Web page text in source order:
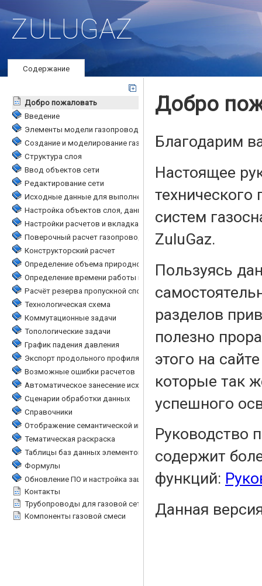
ZULUGAZ
Содержание
Добро пожаловать
Введение
Элементы модели газопроводной сети
Создание и моделирование газопроводной сети
Структура слоя
Ввод объектов сети
Редактирование сети
Исходные данные для выполнения инженерных расчетов
Настройка объектов слоя, данных и размерности полей
Настройки расчетов и вкладка Сервис
Поверочный расчет газопроводной сети
Конструкторский расчет
Определение объема природного газа при аварийных выбросах
Определение времени работы газопровода на остаточном
Расчёт резерва пропускной способности сетей газоснабжения
Технологическая схема
Коммутационные задачи
Топологические задачи
График падения давления
Экспорт продольного профиля в DXF
Возможные ошибки расчетов
Автоматическое занесение исходных данных
Сценарии обработки данных
Справочники
Отображение семантической информации на карте
Тематическая раскраска
Таблицы баз данных элементов газопроводной сети
Формулы
Обновление ПО и настройка защиты HASP
Контакты
Трубопроводы для газовой сети
Компоненты газовой смеси